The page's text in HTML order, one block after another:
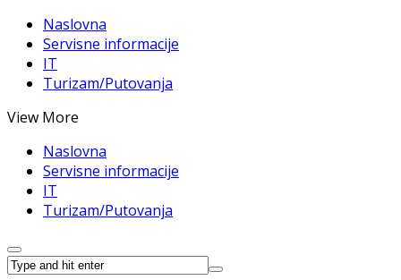
Naslovna
Servisne informacije
IT
Turizam/Putovanja
View More
Naslovna
Servisne informacije
IT
Turizam/Putovanja